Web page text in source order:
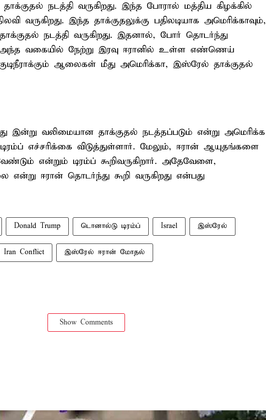
நடத்தி வருகிறது. இந்த போரால் மத்திய கிழக்கில்
வருகிறது. இந்த தாக்குதலுக்கு பதிலடியாக அமெரிக்காவும்,
நடத்தி வருகிறது. இதனால், போர் தொடர்ந்து
அந்த வகையில் நேற்று இரவு ஈரானில் உள்ள எண்ணெய்
ஆலைகள் மீது அமெரிக்கா, இஸ்ரேல் தாக்குதல்
இன்று வலிமையான தாக்குதல் நடத்தப்படும் என்று அமெரிக்க
எச்சரிக்கை விடுத்துள்ளார். மேலும், ஈரான் ஆயுதங்களை
என்றும் டிரம்ப் கூறிவருகிறார். அதேவேளை,
ஈரான் தொடர்ந்து கூறி வருகிறது என்பது
Donald Trump டொனால்டு டிரம்ப் Israel இஸ்ரேல்
Iran Conflict இஸ்ரேல் ஈரான் மோதல்
Show Comments